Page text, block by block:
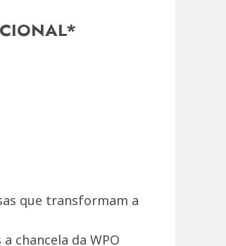
que transformam a
chancela da WPO